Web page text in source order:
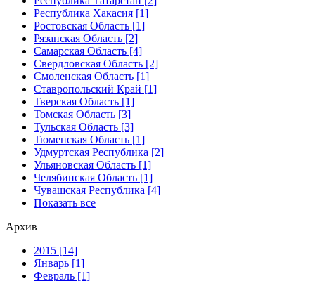
Республика Хакасия [1]
Ростовская Область [1]
Рязанская Область [2]
Самарская Область [4]
Свердловская Область [2]
Смоленская Область [1]
Ставропольский Край [1]
Тверская Область [1]
Томская Область [3]
Тульская Область [3]
Тюменская Область [1]
Удмуртская Республика [2]
Ульяновская Область [1]
Челябинская Область [1]
Чувашская Республика [4]
Показать все
Архив
2015 [14]
Январь [1]
Февраль [1]